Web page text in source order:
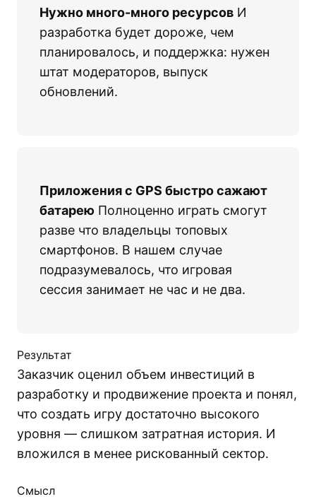
Нужно много-много ресурсов И
разработка будет дороже, чем
планировалось, и поддержка: нужен
штат модераторов, выпуск
обновлений.
Приложения c GPS быстро сажают
батарею Полноценно играть смогут
разве что владельцы топовых
смартфонов. В нашем случае
подразумевалось, что игровая
сессия занимает не час и не два.
Результат
Заказчик оценил объем инвестиций в
разработку и продвижение проекта и понял,
что создать игру достаточно высокого
уровня — слишком затратная история. И
вложился в менее рискованный сектор.
Смысл